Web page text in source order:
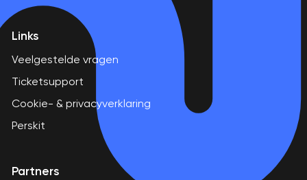
Links
Veelgestelde vragen
Ticketsupport
Cookie- & privacyverklaring
Perskit
Partners